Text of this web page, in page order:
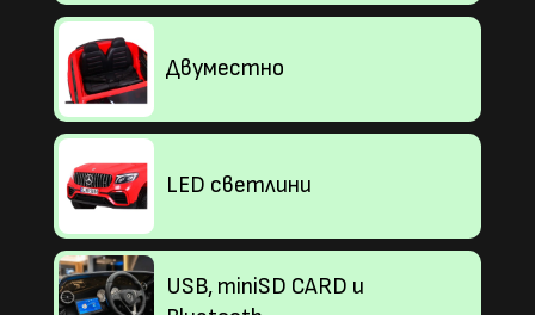
Двуместно
LED светлини
USB, miniSD CARD и